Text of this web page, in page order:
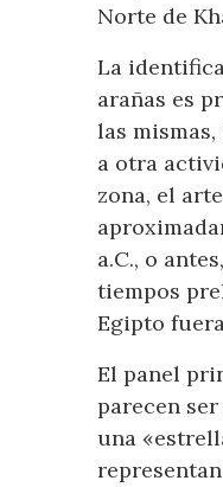
Norte de
La
arañas es
las
a otra
zona, el
a.C., o
tiempos
Egipto
El panel
parecen
una